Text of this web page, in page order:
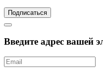
Подписаться
Введите адрес вашей